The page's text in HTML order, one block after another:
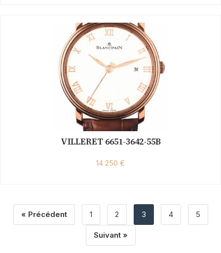
VILLERET 6651-3642-55B
14 250 €
« Précédent 1 2 3 4 5
Suivant »